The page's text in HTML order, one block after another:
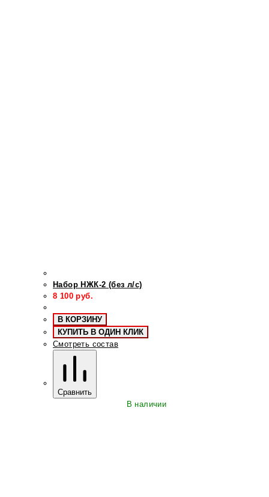
Набор НЖК-2 (без л/с)
8 100 руб.
В КОРЗИНУ
КУПИТЬ В ОДИН КЛИК
Смотреть состав
Сравнить
В наличии